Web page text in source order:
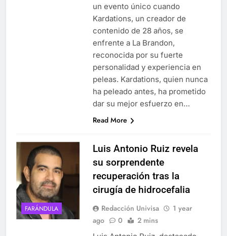
un evento único cuando
Kardations, un creador de
contenido de 28 años, se
enfrente a La Brandon,
reconocida por su fuerte
personalidad y experiencia en
peleas. Kardations, quien nunca
ha peleado antes, ha prometido
dar su mejor esfuerzo en…
Read More
FARÁNDULA
Luis Antonio Ruiz revela
su sorprendente
recuperación tras la
cirugía de hidrocefalia
Redacción Univisa
1 year
ago
0 2 mins